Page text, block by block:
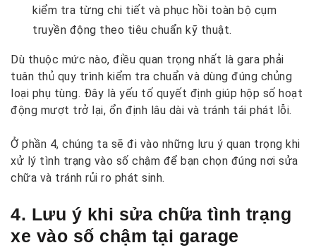
kiểm tra từng chi tiết và phục hồi toàn bộ cụm
truyền động theo tiêu chuẩn kỹ thuật.
Dù thuộc mức nào, điều quan trọng nhất là gara phải
tuân thủ quy trình kiểm tra chuẩn và dùng đúng chủng
loại phụ tùng. Đây là yếu tố quyết định giúp hộp số hoạt
động mượt trở lại, ổn định lâu dài và tránh tái phát lỗi.
Ở phần 4, chúng ta sẽ đi vào những lưu ý quan trọng khi
xử lý tình trạng vào số chậm để bạn chọn đúng nơi sửa
chữa và tránh rủi ro phát sinh.
4. Lưu ý khi sửa chữa tình trạng
xe vào số chậm tại garage